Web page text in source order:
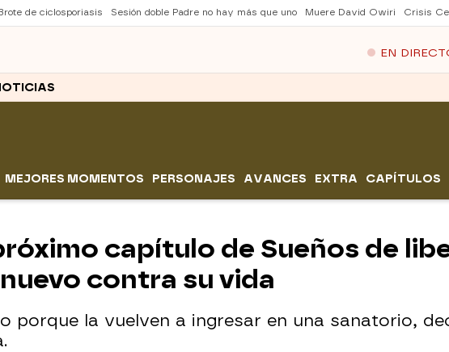
de ciclosporiasis Sesión doble Padre no hay más que uno Muere David Owiri Crisis
EN
MEJORES MOMENTOS PERSONAJES AVANCES EXTRA CAPÍTULOS
capítulo de Sueños de
contra su vida
porque la vuelven a ingresar en una sanatorio,